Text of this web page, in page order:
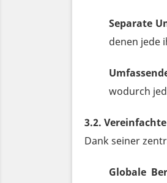
Separate
denen jede
wodurch
3.2.
Dank seiner
Globale